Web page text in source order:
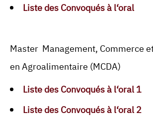
Liste des Convoqués à l‘oral
Master Management, Commerce
en Agroalimentaire (MCDA)
Liste des Convoqués à l‘oral 1
Liste des Convoqués à l‘oral 2